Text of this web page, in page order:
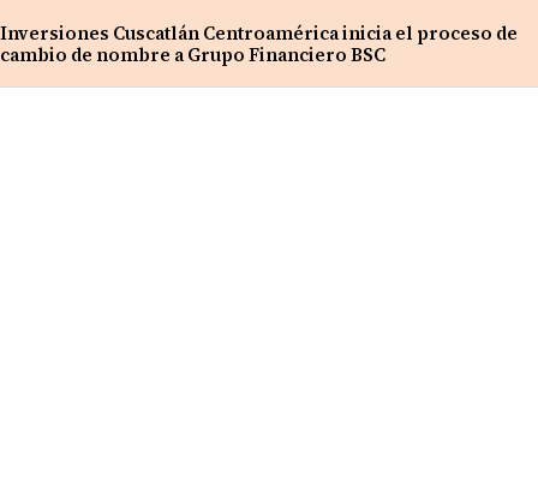
Inversiones Cuscatlán Centroamérica inicia el proceso de
cambio de nombre a Grupo Financiero BSC